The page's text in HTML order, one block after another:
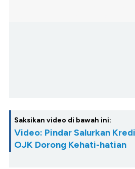
Saksikan video di bawah ini:
Video: Pindar Salurkan
OJK Dorong Kehati-hatian